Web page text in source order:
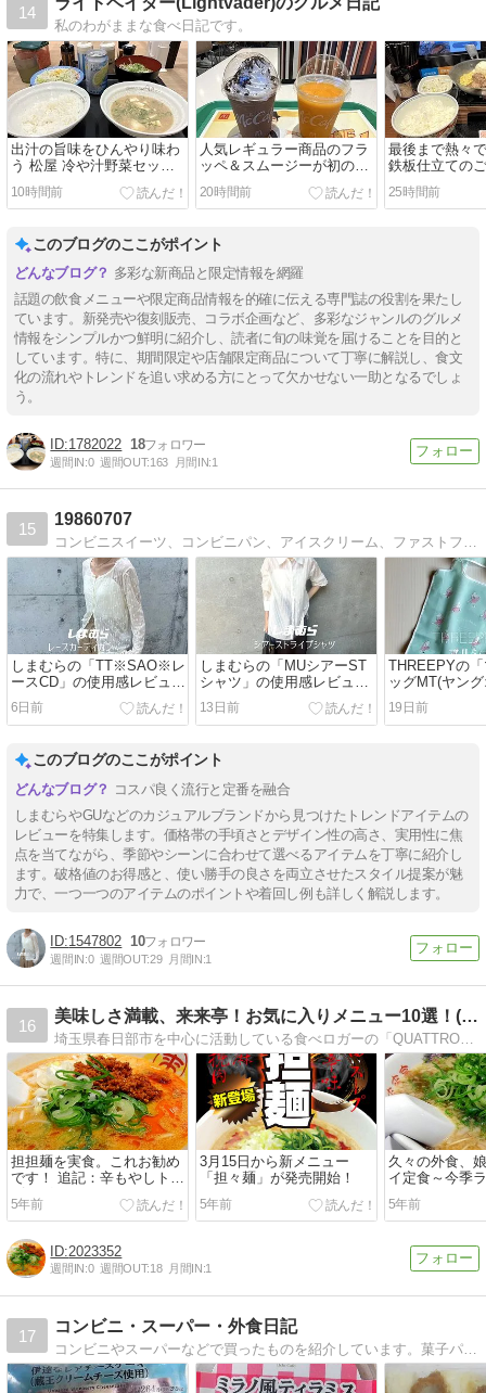
14
私のわがままな食べ日記です。
出汁の旨味をひんやり味わ
う 松屋 冷や汁野菜セッ
ト・ミニ冷やしうどん・未
来のレモンサワープレーン
10時間前
人気レギュラー商品のフラ
ッペ＆スムージーが初のリ
ニューアル マクドナルド
クッキー&クリームチョコ
20時間前
最後まで熱々
鉄板仕立ての
テーキにかけ
も楽しめる別
25時間前
このブログのここがポイント
多彩な新商品と限定情報を網羅
話題の飲食メニューや限定商品情報を的確に伝える専門誌の役割を果たし
ています。新発売や復刻販売、コラボ企画など、多彩なジャンルのグルメ
情報をシンプルかつ鮮明に紹介し、読者に旬の味覚を届けることを目的と
しています。特に、期間限定や店舗限定商品について丁寧に解説し、食文
化の流れやトレンドを追い求める方にとって欠かせない一助となるでしょ
う。
1782022 18
週間IN:0 週間OUT:163 月間IN:1
15
19860707
しまむらの「TT※SAO※レ
ースCD」の使用感レビュ
ー！小花が散りばめられた
レースが非常にかわいい。
メロウな袖口のデザイン性
6日前
しまむらの「MUシアーST
シャツ」の使用感レビュ
ー！さりげないストライプ
が素敵なシャツ。紫外線対
策にもぴったりの、夏にも
13日前
THREEPYの
ッグMT(ヤン
ー)」の使用感
らしいヤング
人気マルシェ
19日前
このブログのここがポイント
コスパ良く流行と定番を融合
しまむらやGUなどのカジュアルブランドから見つけたトレンドアイテムの
レビューを特集します。価格帯の手頃さとデザイン性の高さ、実用性に焦
点を当てながら、季節やシーンに合わせて選べるアイテムを丁寧に紹介し
ます。破格値のお得感と、使い勝手の良さを両立させたスタイル提案が魅
力で、一つ一つのアイテムのポイントや着回し例も詳しく解説します。
1547802 10
週間IN:0 週間OUT:29 月間IN:1
16
美味しさ満載、来来亭！お気に入りメニュー10選！(ブログ版)
埼玉県春日部市を中心に活動している食べロガーの「QUATTRO」です。 滋賀県に本店があり、全国チェン展開している京都系ラーメン「来来亭」のファンが書く来来亭紹介ブログです。
担担麺を実食。これお勧め
です！ 追記：辛もやしトッ
ピングでもたべました！
5年前
3月15日から新メニュー
「担々麺」が発売開始！
5年前
久々の外食、
イ定食～今季
キフライ。
5年前
2023352
週間IN:0 週間OUT:18 月間IN:1
17
コンビニ・スーパー・外食日記
コンビニやスーパーなどで買ったものを紹介しています。菓子パン・惣菜パン・サンドウィッチ・コンビニ限定商品・面白商品など